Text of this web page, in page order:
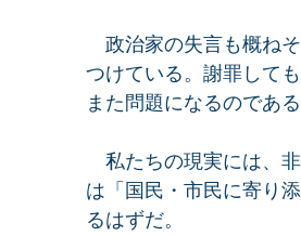
政治家の失言も概ね
つけている。謝罪して
また問題になるのである
私たちの現実には、
は「国民・市民に寄り
るはずだ。